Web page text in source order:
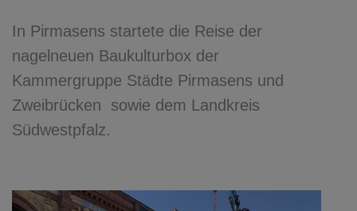
In Pirmasens startete die Reise der
nagelneuen Baukulturbox der
Kammergruppe Städte Pirmasens und
Zweibrücken sowie dem Landkreis
Südwestpfalz.
Previous